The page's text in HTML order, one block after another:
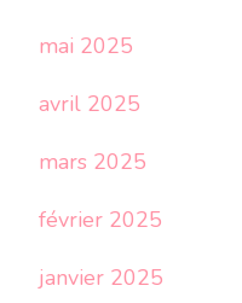
mai 2025
avril 2025
mars 2025
février 2025
janvier 2025